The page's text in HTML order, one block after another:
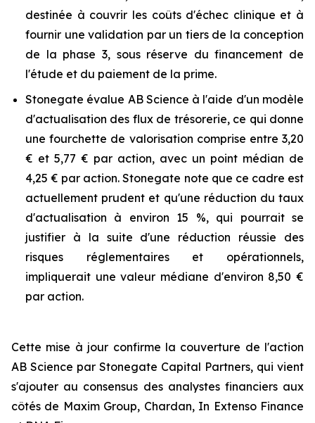
destinée à couvrir les coûts d'échec clinique et à
fournir une validation par un tiers de la conception
de la phase 3, sous réserve du financement de
l'étude et du paiement de la prime.
Stonegate évalue AB Science à l'aide d'un modèle
d'actualisation des flux de trésorerie, ce qui donne
une fourchette de valorisation comprise entre 3,20
€ et 5,77 € par action, avec un point médian de
4,25 € par action. Stonegate note que ce cadre est
actuellement prudent et qu'une réduction du taux
d'actualisation à environ 15 %, qui pourrait se
justifier à la suite d'une réduction réussie des
risques réglementaires et opérationnels,
impliquerait une valeur médiane d'environ 8,50 €
par action.
Cette mise à jour confirme la couverture de l'action
AB Science par Stonegate Capital Partners, qui vient
s'ajouter au consensus des analystes financiers aux
côtés de Maxim Group, Chardan, In Extenso Finance